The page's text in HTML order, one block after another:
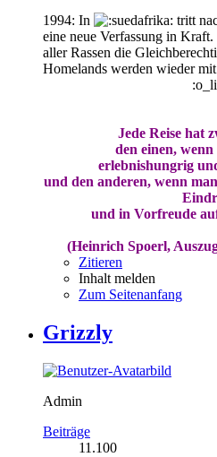
1994: In
tritt
eine neue Verfassung in
aller Rassen die
Homelands werden wieder
Jede Reise hat
den einen,
erlebnishungrig
und den anderen, wenn
und in Vorfreude
(Heinrich Spoerl,
Zitieren
Inhalt melden
Zum Seitenanfang
Grizzly
Admin
Beiträge
11.100